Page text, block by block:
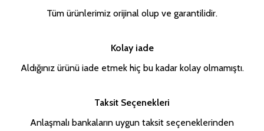
Tüm ürünlerimiz orijinal olup ve garantilidir.
Kolay iade
Aldığınız ürünü iade etmek hiç bu kadar kolay olmamıştı.
Taksit Seçenekleri
Anlaşmalı bankaların uygun taksit seçeneklerinden